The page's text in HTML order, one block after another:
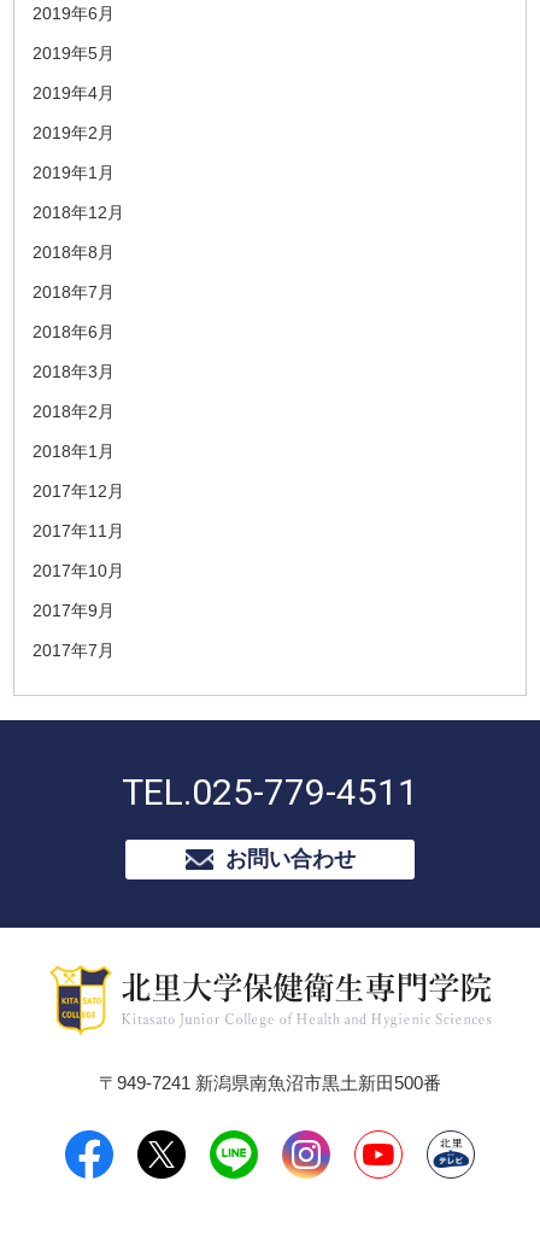
2019年6月
2019年5月
2019年4月
2019年2月
2019年1月
2018年12月
2018年8月
2018年7月
2018年6月
2018年3月
2018年2月
2018年1月
2017年12月
2017年11月
2017年10月
2017年9月
2017年7月
TEL.025-779-4511
お問い合わせ
〒949-7241 新潟県南魚沼市黒土新田500番